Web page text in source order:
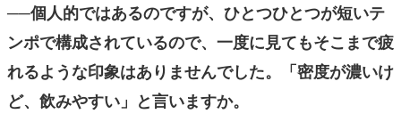
──個人的ではあるのですが、ひとつひとつが短いテ
ンポで構成されているので、一度に見てもそこまで疲
れるような印象はありませんでした。「密度が濃いけ
ど、飲みやすい」と言いますか。